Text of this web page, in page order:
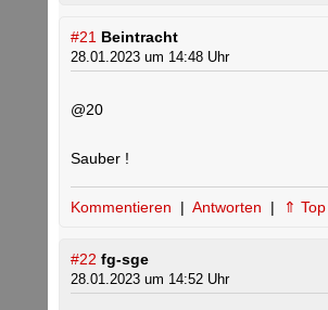
#21 Beintracht
28.01.2023 um 14:48 Uhr
@20
Sauber !
Kommentieren | Antworten | ⇑ Top
#22 fg-sge
28.01.2023 um 14:52 Uhr